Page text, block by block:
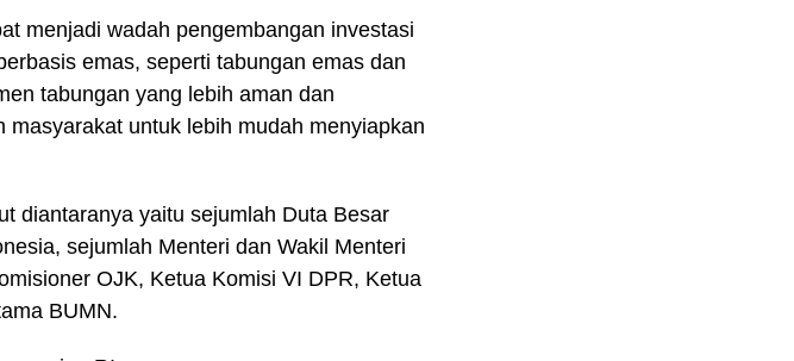
menjadi wadah pengembangan investasi
emas, seperti tabungan emas dan
tabungan yang lebih aman dan
untuk lebih mudah menyiapkan
diantaranya yaitu sejumlah Duta Besar
sejumlah Menteri dan Wakil Menteri
OJK, Ketua Komisi VI DPR, Ketua
BUMN.